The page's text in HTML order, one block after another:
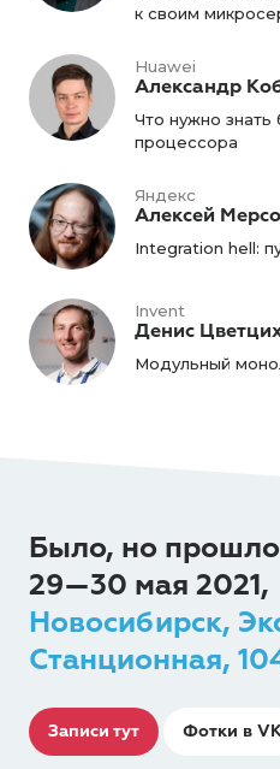
к своим
Huawei
Александр
Что нужно знать
процессора
Яндекс
Алексей
Integration hell:
Invent
Денис
Модульный
Было, но прошло
29—30 мая 2021,
Новосибирск,
Станционная,
Записи тут Фотки в